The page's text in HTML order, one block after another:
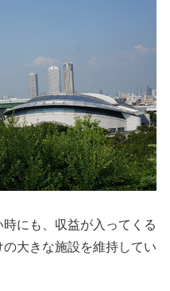
にも、収益が入ってくる
大きな施設を維持してい